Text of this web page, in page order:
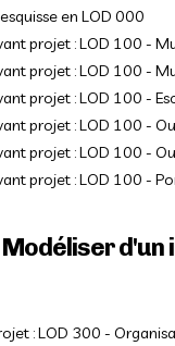
en LOD 000
projet : LOD 100 -
projet : LOD 100 -
projet : LOD 100 -
projet : LOD 100 -
d'un
: LOD 300 -